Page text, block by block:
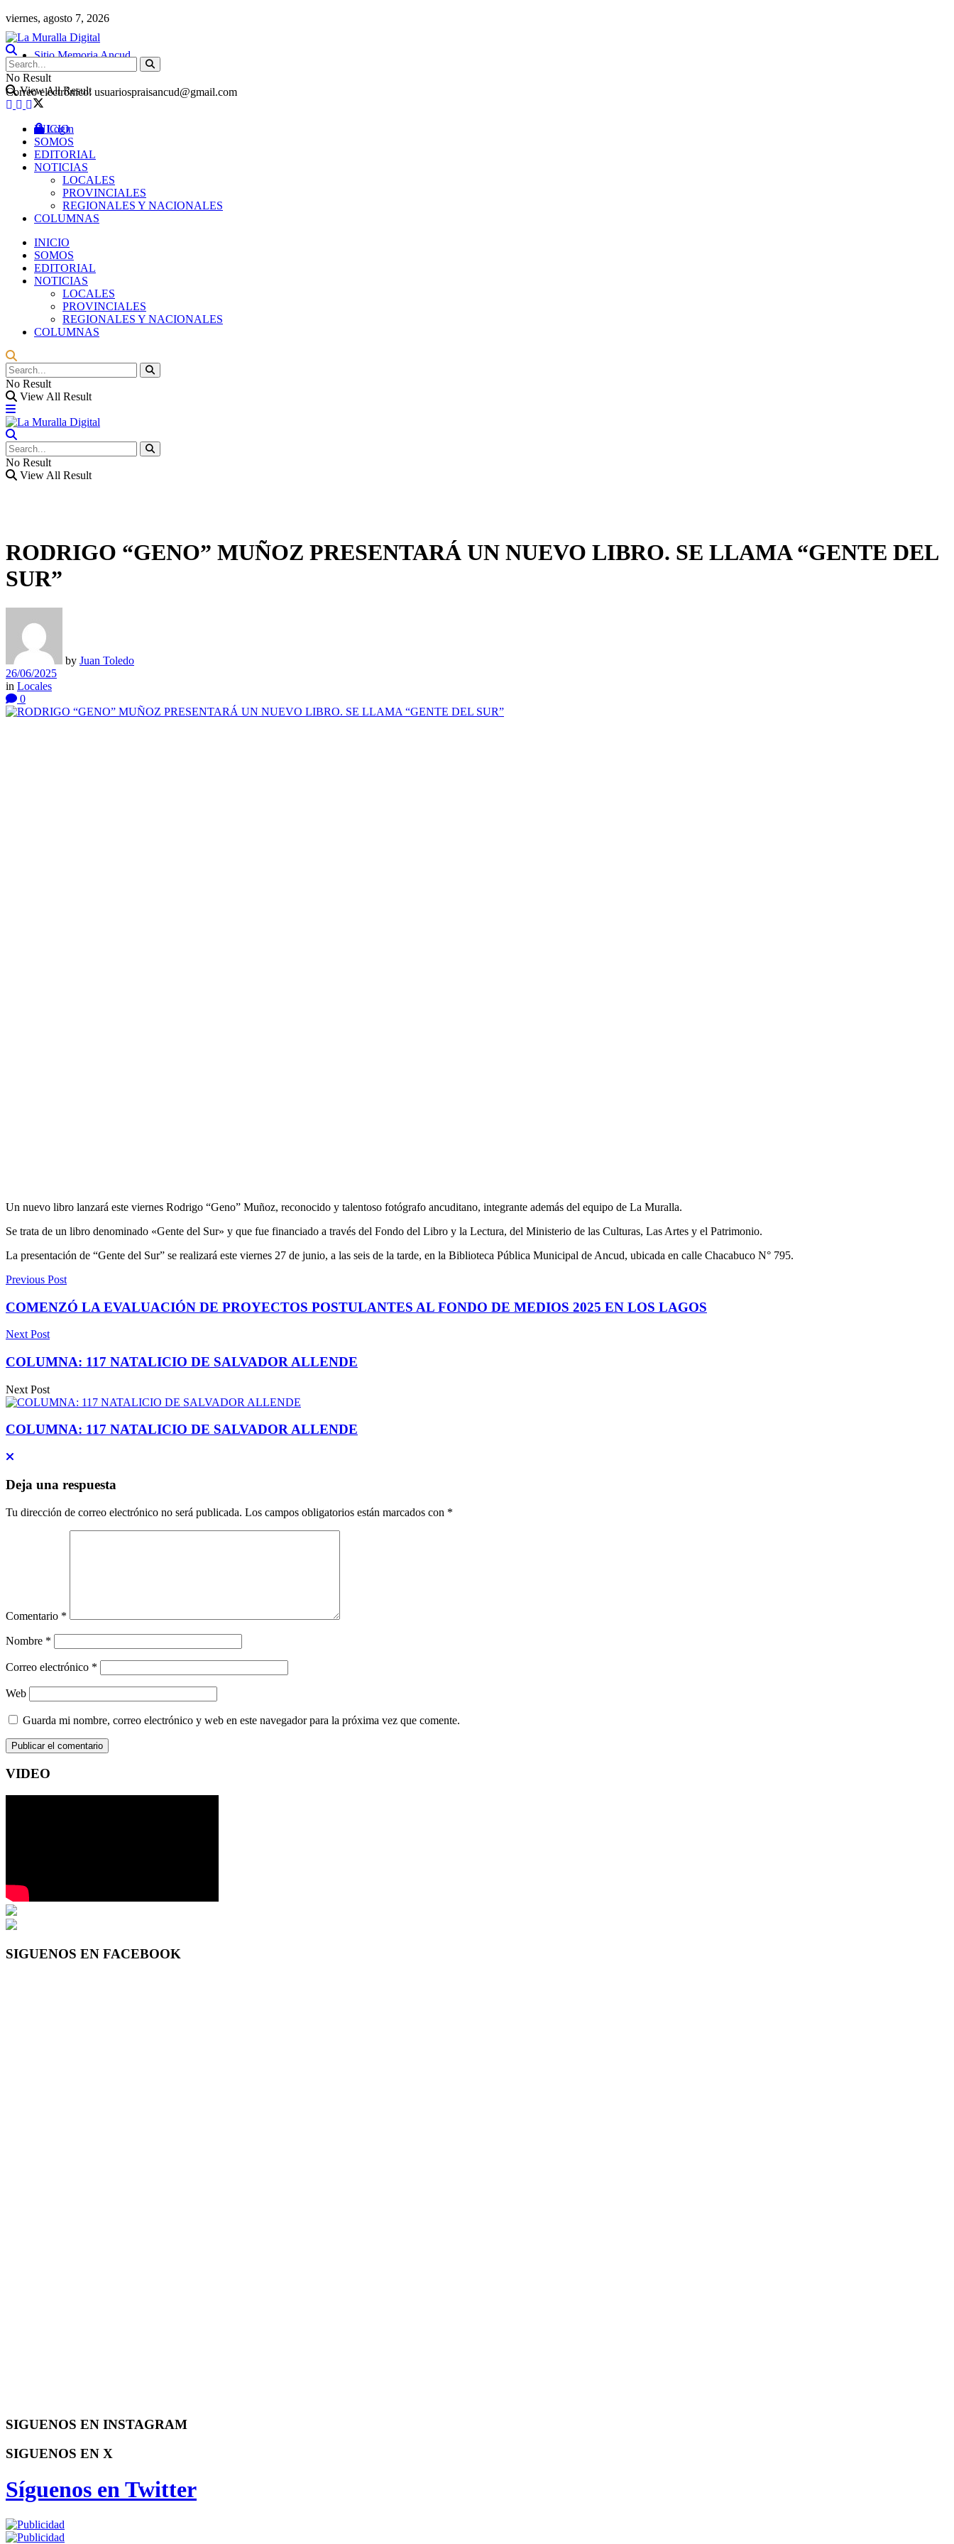
viernes, agosto 7, 2026
Sitio Memoria Ancud
Correo electrónico: usuariospraisancud@gmail.com
Login
No Result
View All Result
INICIO
SOMOS
EDITORIAL
NOTICIAS
LOCALES
PROVINCIALES
REGIONALES Y NACIONALES
COLUMNAS
INICIO
SOMOS
EDITORIAL
NOTICIAS
LOCALES
PROVINCIALES
REGIONALES Y NACIONALES
COLUMNAS
No Result
View All Result
No Result
View All Result
RODRIGO “GENO” MUÑOZ PRESENTARÁ UN NUEVO LIBRO. SE LLAMA “GENTE DEL
SUR”
by Juan Toledo
26/06/2025
in Locales
0
Un nuevo libro lanzará este viernes Rodrigo “Geno” Muñoz, reconocido y talentoso fotógrafo ancuditano, integrante además del equipo de La Muralla.
Se trata de un libro denominado «Gente del Sur» y que fue financiado a través del Fondo del Libro y la Lectura, del Ministerio de las Culturas, Las Artes y el Patrimonio.
La presentación de “Gente del Sur” se realizará este viernes 27 de junio, a las seis de la tarde, en la Biblioteca Pública Municipal de Ancud, ubicada en calle Chacabuco N° 795.
Previous Post
COMENZÓ LA EVALUACIÓN DE PROYECTOS POSTULANTES AL FONDO DE MEDIOS 2025 EN LOS LAGOS
Next Post
COLUMNA: 117 NATALICIO DE SALVADOR ALLENDE
Next Post
COLUMNA: 117 NATALICIO DE SALVADOR ALLENDE
Deja una respuesta
Tu dirección de correo electrónico no será publicada. Los campos obligatorios están marcados con *
Comentario *
Nombre *
Correo electrónico *
Web
Guarda mi nombre, correo electrónico y web en este navegador para la próxima vez que comente.
VIDEO
SIGUENOS EN FACEBOOK
SIGUENOS EN INSTAGRAM
SIGUENOS EN X
Síguenos en Twitter